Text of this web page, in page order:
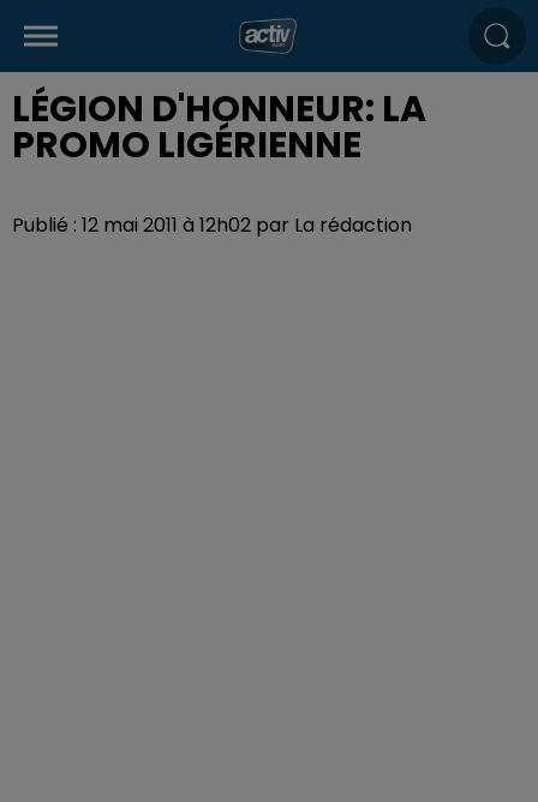
LÉGION D'HONNEUR: LA
PROMO LIGÉRIENNE
Publié : 12 mai 2011 à 12h02 par La rédaction